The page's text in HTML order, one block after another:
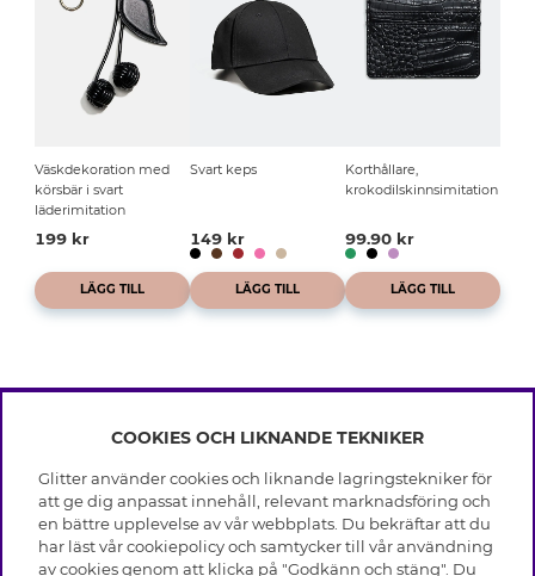
Väskdekoration med
körsbär i svart
läderimitation
199 kr
LÄGG TILL
Svart keps
149 kr
LÄGG TILL
Korthållare,
krokodilskinnsimitation
99.90 kr
LÄGG TILL
INFO
Leverans
Villkor
Integritetspolicy
Cookies
OM GLITTER
Black Friday
COOKIES OCH LIKNANDE TEKNIKER
Glitter använder cookies och liknande lagringstekniker för
att ge dig anpassat innehåll, relevant marknadsföring och
en bättre upplevelse av vår webbplats. Du bekräftar att du
har läst vår cookiepolicy och samtycker till vår användning
av cookies genom att klicka på "Godkänn och stäng". Du